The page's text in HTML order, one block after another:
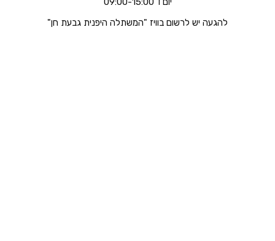
להגעה יש לרשום בוויז "המשתלה היפנית גבעת חן"